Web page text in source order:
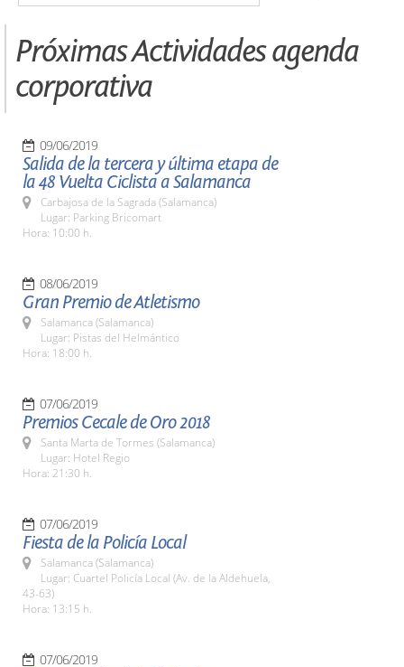
Próximas Actividades agenda
corporativa
09/06/2019
Salida de la tercera y última etapa de
la 48 Vuelta Ciclista a Salamanca
Carbajosa de la Sagrada (Salamanca)
Lugar: Parking Bricomart
Hora: 10:00 h.
08/06/2019
Gran Premio de Atletismo
Salamanca (Salamanca)
Lugar: Pistas del Helmántico
Hora: 18:00 h.
07/06/2019
Premios Cecale de Oro 2018
Santa Marta de Tormes (Salamanca)
Lugar: Hotel Regio
Hora: 21:30 h.
07/06/2019
Fiesta de la Policía Local
Salamanca (Salamanca)
Lugar: Cuartel Policía Local (Av. de la Aldehuela,
43-63)
Hora: 13:15 h.
07/06/2019